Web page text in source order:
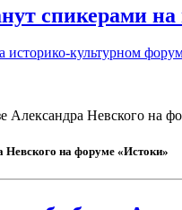
спикерами
культурном
Александра Невского на
Невского на форуме «Истоки»